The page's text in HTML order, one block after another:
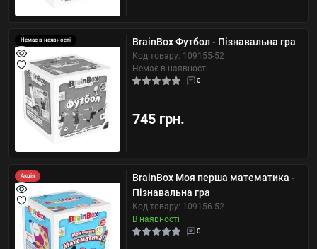
Немає в наявності BrainBox Футбол - Пізнавальна гра
Код товару: 109155-52
Немає в наявності
0
745 грн.
Акція
BrainBox Моя перша математика -
Пізнавальна гра
Код товару: 109156-52
В наявності
0